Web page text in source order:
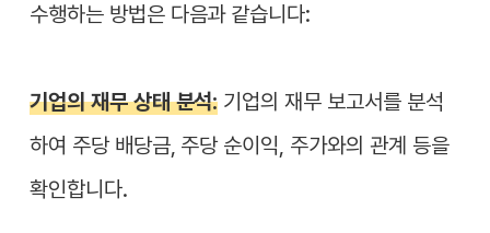
수행하는 방법은 다음과 같습니다:
기업의 재무 상태 분석: 기업의 재무 보고서를 분석
하여 주당 배당금, 주당 순이익, 주가와의 관계 등을
확인합니다.